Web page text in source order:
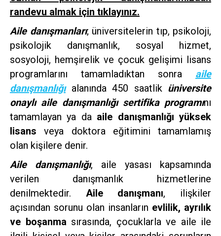
randevu almak için tıklayınız.
Aile danışmanları; üniversitelerin tıp, psikoloji,
psikolojik danışmanlık, sosyal hizmet,
sosyoloji, hemşirelik ve çocuk gelişimi lisans
programlarını tamamladıktan sonra aile
danışmanlığıalanında 450 saatlik üniversite
onaylı aile danışmanlığı sertifika programını
tamamlayan ya da aile danışmanlığı yüksek
lisans veya doktora eğitimini tamamlamış
olan kişilere denir.
Aile danışmanlığı, aile yasası kapsamında
verilen danışmanlık hizmetlerine
denilmektedir. Aile danışmanı, ilişkiler
açısından sorunu olan insanların evlilik, ayrılık
ve boşanma sırasında, çocuklarla ve aile ile